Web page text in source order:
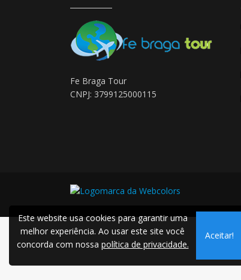
Fe Braga Tour
CNPJ: 3799125000115
Este website usa cookies para garantir uma
melhor experiência. Ao usar este site você
concorda com nossa política de privacidade.
Aceitar!